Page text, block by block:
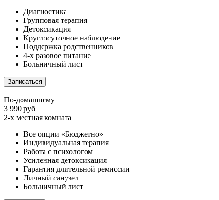
Диагностика
Групповая терапия
Детоксикация
Круглосуточное наблюдение
Поддержка родственников
4-х разовое питание
Больничный лист
Записаться
По-домашнему
3 990 руб
2-х местная комната
Все опции «Бюджетно»
Индивидуальная терапия
Работа с психологом
Усиленная детоксикация
Гарантия длительной ремиссии
Личный санузел
Больничный лист